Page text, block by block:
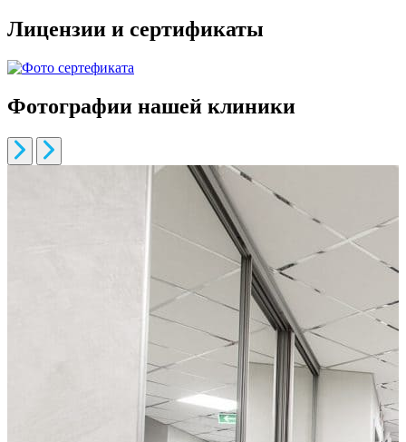
Лицензии и сертификаты
Фотографии нашей клиники